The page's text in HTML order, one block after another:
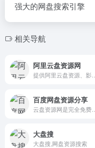
强大的网盘搜索引擎
相关导航
阿里云盘资源网
百度网盘资源分享
大盘搜
大盘搜,网盘资源搜索